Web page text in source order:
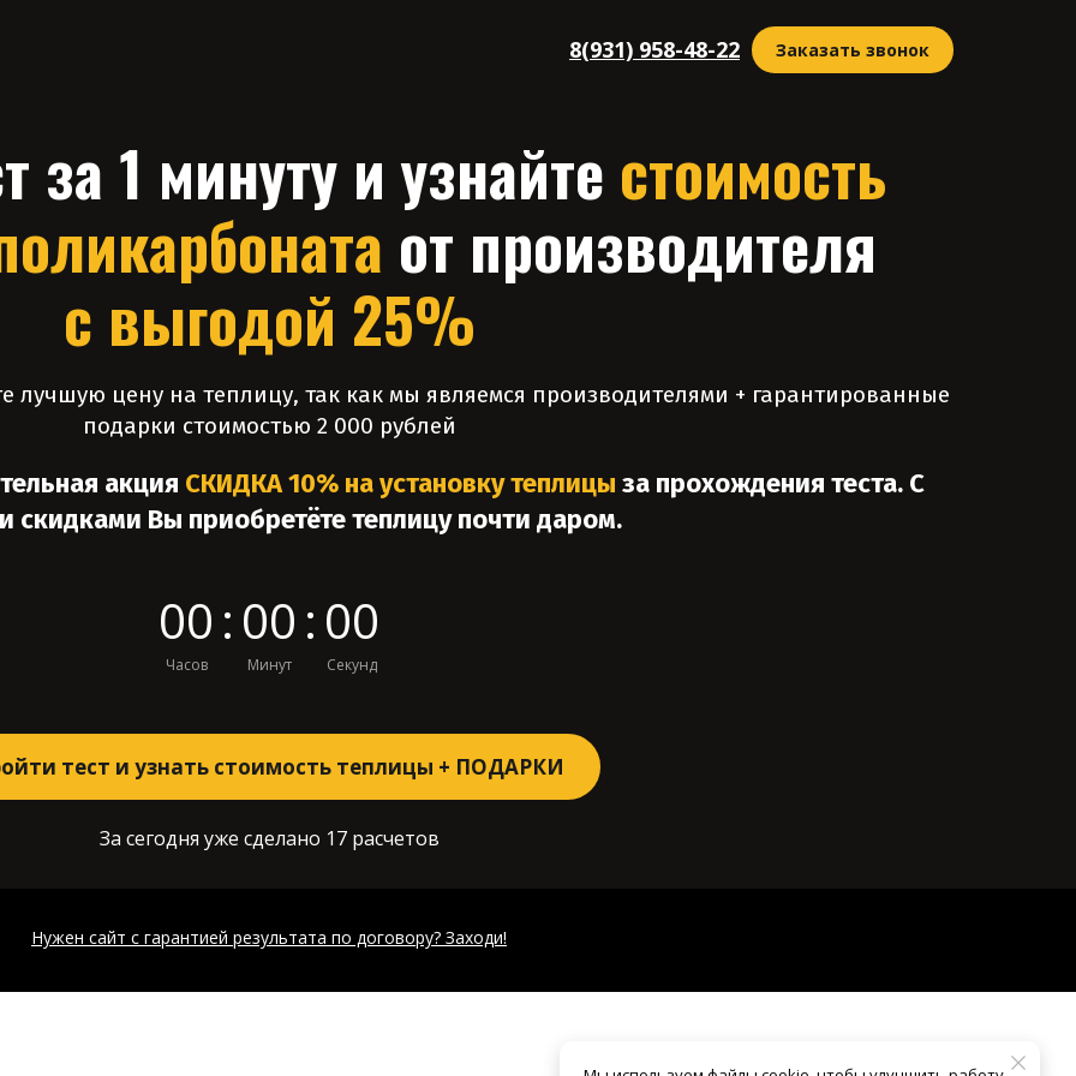
8(931) 958-48-22 Заказать звонок
за 1 минуту и узнайте стоимость
от производителя
с выгодой 25%
лучшую цену на теплицу, так как мы являемся производителями + гарантированные
подарки стоимостью 2 000 рублей
акция СКИДКА 10% на установку теплицы за прохождения теста. С
скидками Вы приобретёте теплицу почти даром.
00
Часов
: 00
Минут
: 00
Секунд
тест и узнать стоимость теплицы + ПОДАРКИ
За сегодня уже сделано 17 расчетов
Нужен сайт с гарантией результата по договору? Заходи!